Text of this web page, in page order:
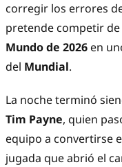
corregir los errores
pretende competir
Mundo de 2026 en
del Mundial.
La noche terminó
Tim Payne, quien
equipo a convertirse
jugada que abrió el